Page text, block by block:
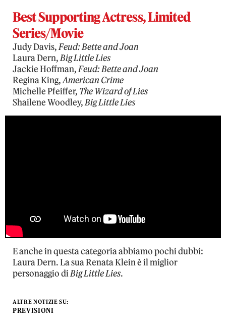
Best Supporting Actress, Limited
Series/Movie
Judy Davis,Feud: Bette and Joan
Laura Dern,Big Little Lies
Jackie Hoffman,Feud: Bette and Joan
Regina King,American Crime
Michelle Pfeiffer, The Wizard of Lies
Shailene Woodley,Big Little Lies
E anche in questa categoria abbiamo pochi dubbi:
Laura Dern. La sua Renata Klein è il miglior
personaggio diBig Little Lies.
ALTRE NOTIZIE SU:
PREVISIONI